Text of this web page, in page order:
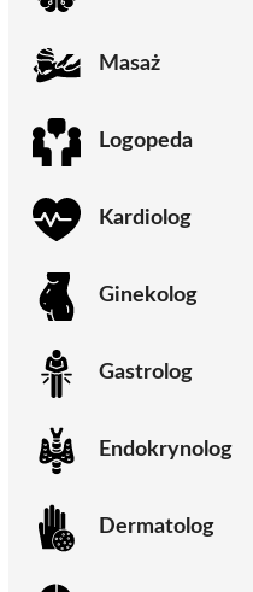
Masaż
Logopeda
Kardiolog
Ginekolog
Gastrolog
Endokrynolog
Dermatolog